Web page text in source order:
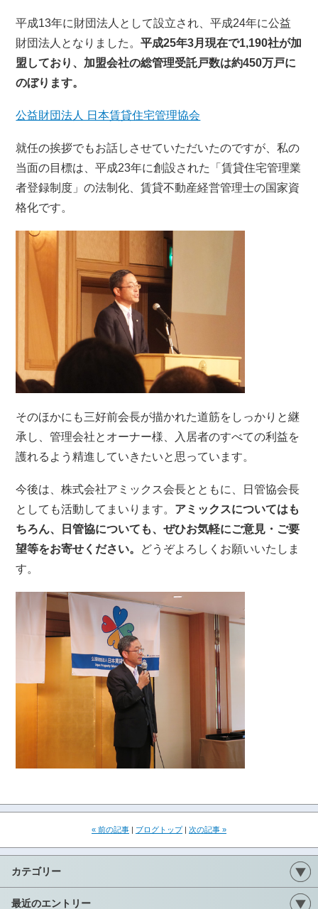
平成13年に財団法人として設立され、平成24年に公益
財団法人となりました。平成25年3月現在で1,190社が加
盟しており、加盟会社の総管理受託戸数は約450万戸に
のぼります。
公益財団法人 日本賃貸住宅管理協会
就任の挨拶でもお話しさせていただいたのですが、私の
当面の目標は、平成23年に創設された「賃貸住宅管理業
者登録制度」の法制化、賃貸不動産経営管理士の国家資
格化です。
そのほかにも三好前会長が描かれた道筋をしっかりと継
承し、管理会社とオーナー様、入居者のすべての利益を
護れるよう精進していきたいと思っています。
今後は、株式会社アミックス会長とともに、日管協会長
としても活動してまいります。 アミックスについてはも
ちろん、日管協についても、ぜひお気軽にご意見・ご要
望等をお寄せください。 どうぞよろしくお願いいたしま
す。
« 前の記事 ブログトップ| 次の記事 »
カテゴリー
最近のエントリー